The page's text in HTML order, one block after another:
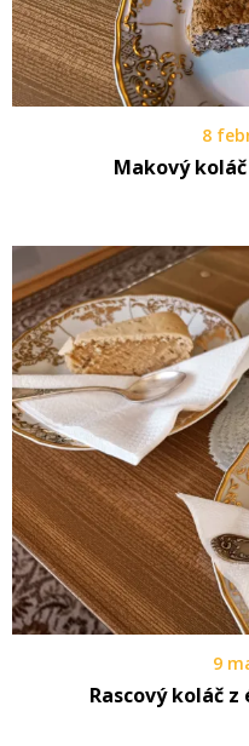
8
Makový
9
Rascový koláč